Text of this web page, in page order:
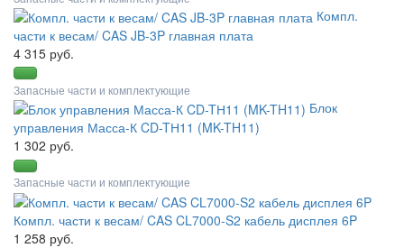
Компл.
части к весам/ CAS JB-3P главная плата
4 315 руб.
Запасные части и комплектующие
Блок
управления Масса-К CD-TН11 (MK-TH11)
1 302 руб.
Запасные части и комплектующие
Компл. части к весам/ CAS CL7000-S2 кабель дисплея 6P
1 258 руб.